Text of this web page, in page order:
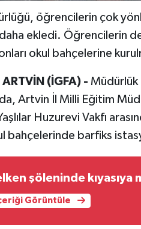
öğrencilerin çok
daha ekledi. Öğrencilerin
okul bahçelerine
(İGFA) - Müdürlük
Artvin İl Milli Eğitim
Huzurevi Vakfı
bahçelerinde barfiks
şöleninde kıyasıya
Görüntüle